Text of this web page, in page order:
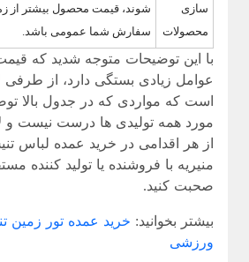
سازی
محصولات
شوند، قیمت محصول بیشتر از
سفارش شما عمومی باشد.
با این توضیحات متوجه شدید که
عوامل زیادی بستگی دارد، از طرفی
است که مواردی که در جدول بالا
مورد همه تولیدی ها درست نیست و
از هر اقدامی در خرید عمده لباس
منیریه با فروشنده یا تولید کننده
صحبت کنید.
بیشتر بخوانید: خرید عمده تور زمین
ورزشی